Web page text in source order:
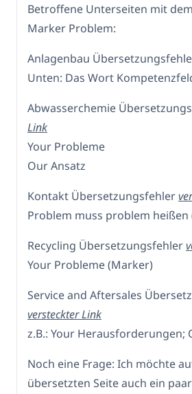
Betroffene Unterseiten mit
Marker Problem:
Anlagenbau
Unten: Das Wort
Abwasserchemie
Link
Your Probleme
Our Ansatz
Kontakt Übersetzungsfehler
Problem muss problem
Recycling Übersetzungsfehler
Your Probleme (Marker)
Service and Aftersales
versteckter Link
z.B.: Your Herausforderungen;
Noch eine Frage: Ich möchte
übersetzten Seite auch ein